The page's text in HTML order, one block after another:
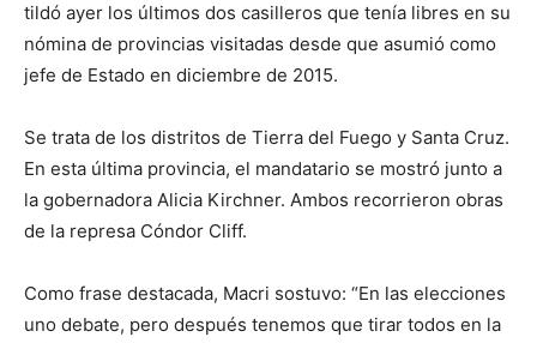
tildó ayer los últimos dos casilleros que tenía libres en su
nómina de provincias visitadas desde que asumió como
jefe de Estado en diciembre de 2015.
Se trata de los distritos de Tierra del Fuego y Santa Cruz.
En esta última provincia, el mandatario se mostró junto a
la gobernadora Alicia Kirchner. Ambos recorrieron obras
de la represa Cóndor Cliff.
Como frase destacada, Macri sostuvo: “En las elecciones
uno debate, pero después tenemos que tirar todos en la